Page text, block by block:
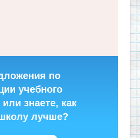
по
учебного
знаете, как
лучше?